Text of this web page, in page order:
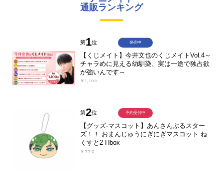
通販ランキング
第1位
【くじメイト】今井文也のくじメイトVol.4～
チャラめに見える幼馴染、実は一途で独占欲
が強いんです～
￥1,100
発売中
第2位
【グッズ-マスコット】あんさんぶるスター
ズ！！ おまんじゅうにぎにぎマスコット ね
くすと2 Hbox
￥770
予約受付中